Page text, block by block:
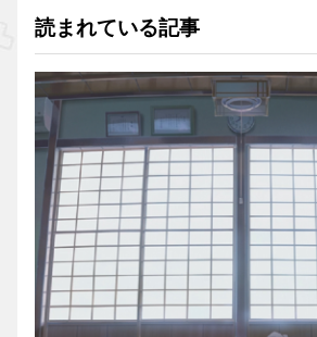
読まれている記事